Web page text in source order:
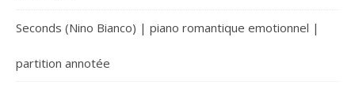
Seconds (Nino Bianco) | piano romantique emotionnel |
partition annotée